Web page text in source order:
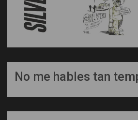
No me hables tan